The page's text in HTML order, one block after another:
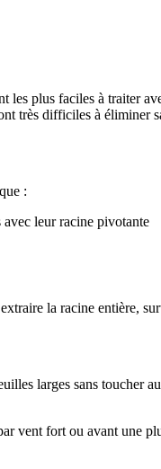
les plus faciles à traiter
très difficiles à éliminer
:
leur racine pivotante
la racine entière,
larges sans toucher
vent fort ou avant une